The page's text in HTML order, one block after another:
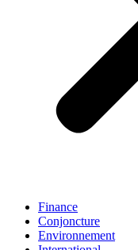
Finance
Conjoncture
Environnement